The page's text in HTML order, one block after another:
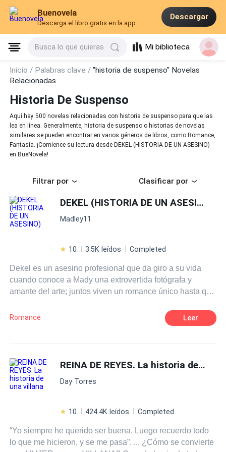
Buenovela
Descarga el libro gratis en la app
Descargar
Busca lo que quieras Mi biblioteca
Inicio / Palabras clave /"historia de suspenso" Novelas
Relacionadas
Historia De Suspenso
Aquí hay 500 novelas relacionadas con historia de suspenso para que las
lea en línea. Generalmente, historia de suspenso o historias de novelas
similares se pueden encontrar en varios géneros de libros, como Romance,
Fantasía. ¡Comience su lectura desde DEKEL (HISTORIA DE UN ASESINO)
en BueNovela!
Filtrar por Clasificar por
DEKEL (HISTORIA DE UN ASESINO)
Madley11
10 3.5K leídos Completed
Dekel es un asesino profesional que da giro a su vida
cuando conoce a Mady una extrovertida fotógrafa y
amante del arte; juntos viven un romance único hasta que
Romance Leer
REINA DE REYES. La historia de una villana
Day Torres
10 424.4K leídos Completed
“Yo siempre he querido ser buena. Luego recuerdo todo
lo que me hicieron, y se me pasa”. ... ¿Cómo se convierte